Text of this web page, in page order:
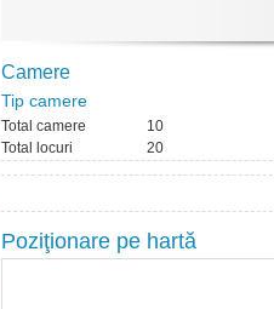
Camere
Tip camere
Total camere
10
Total locuri
20
Poziţionare pe hartă